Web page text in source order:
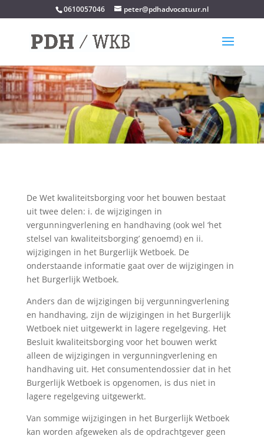
0610057046 peter@pdhadvocatuur.nl
De Wet kwaliteitsborging voor het bouwen bestaat
uit twee delen: i. de wijzigingen in
vergunningverlening en handhaving (ook wel ‘het
stelsel van kwaliteitsborging’ genoemd) en ii.
wijzigingen in het Burgerlijk Wetboek. De
onderstaande informatie gaat over de wijzigingen in
het Burgerlijk Wetboek.
Anders dan de wijzigingen bij vergunningverlening
en handhaving, zijn de wijzigingen in het Burgerlijk
Wetboek niet uitgewerkt in lagere regelgeving. Het
Besluit kwaliteitsborging voor het bouwen werkt
alleen de wijzigingen in vergunningverlening en
handhaving uit. Het consumentendossier dat in het
Burgerlijk Wetboek is opgenomen, is dus niet in
lagere regelgeving uitgewerkt.
Van sommige wijzigingen in het Burgerlijk Wetboek
kan worden afgeweken als de opdrachtgever geen